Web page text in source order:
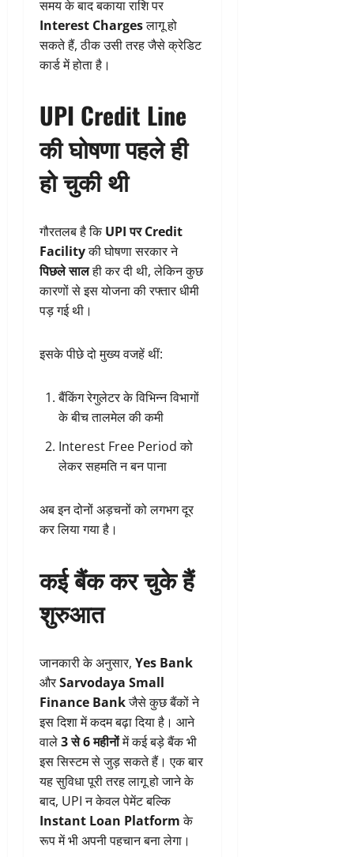
समय के बाद बकाया राशि पर
Interest Chargesलागू हो
सकते हैं, ठीक उसी तरह जैसे क्रेडिट
कार्ड में होता है।
UPI Credit Line
की घोषणा पहले ही
हो चुकी थी
गौरतलब है किUPI पर Credit
Facilityकी घोषणा सरकार ने
पिछले सालही कर दी थी, लेकिन कुछ
कारणों से इस योजना की रफ्तार धीमी
पड़ गई थी।
इसके पीछे दो मुख्य वजहें थीं:
बैंकिंग रेगुलेटर के विभिन्न विभागों
के बीच तालमेल की कमी
Interest Free Period को
लेकर सहमति न बन पाना
अब इन दोनों अड़चनों को लगभग दूर
कर लिया गया है।
कई बैंक कर चुके हैं
शुरुआत
जानकारी के अनुसार, Yes Bank
औरSarvodaya Small
Finance Bankजैसे कुछ बैंकों ने
इस दिशा में कदम बढ़ा दिया है। आने
वाले3 से 6 महीनोंमें कई बड़े बैंक भी
इस सिस्टम से जुड़ सकते हैं। एक बार
यह सुविधा पूरी तरह लागू हो जाने के
बाद, UPI न केवल पेमेंट बल्कि
Instant Loan Platformके
रूप में भी अपनी पहचान बना लेगा।